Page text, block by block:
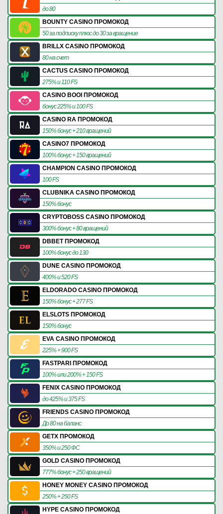
до 80
BOUNTY CASINO ПРОМОКОД
50 за подписку плюс до 30 за вращение
BRILLX CASINO ПРОМОКОД
80 на счет
CACTUS CASINO ПРОМОКОД
275% и 110 FS
CASINO BOOI ПРОМОКОД
бонус 225% и 100 FS
CASINO RA ПРОМОКОД
150% бонус + 210 вращений
CASINO7 ПРОМОКОД
100% бонус + 150 вращений
CHAMPION CASINO ПРОМОКОД
100 FS
CLUBNIKA CASINO ПРОМОКОД
150% бонус
CRYPTOBOSS CASINO ПРОМОКОД
300% бонус + 80 вращений
DBBET ПРОМОКОД
100% бонус до 130
DUNE CASINO ПРОМОКОД
400% и 520 FS
ELDORADO CASINO ПРОМОКОД
150% бонус + 277 FS
ELSLOTS ПРОМОКОД
150% бонус
EVA CASINO ПРОМОКОД
225% + 900 FS
FASTPARI ПРОМОКОД
100% или 200% + 150 FS
FENIX CASINO ПРОМОКОД
до 425% и 375 FS
FRIENDS CASINO ПРОМОКОД
До 80 на баланс
GETX ПРОМОКОД
350% и 250 ФС
GOLD CASINO ПРОМОКОД
777% бонус + 250 вращений
HONEY MONEY CASINO ПРОМОКОД
250% + 250 FS
HYPE CASINO ПРОМОКОД